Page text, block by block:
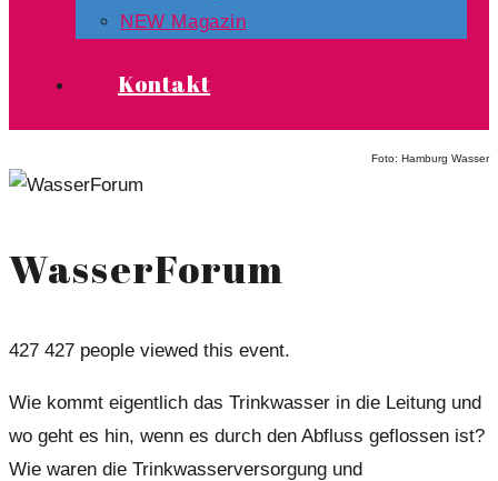
NEW Magazin
Kontakt
Foto: Hamburg Wasser
WasserForum
427 427 people viewed this event.
Wie kommt eigentlich das Trinkwasser in die Leitung und
wo geht es hin, wenn es durch den Abfluss geflossen ist?
Wie waren die Trinkwasserversorgung und